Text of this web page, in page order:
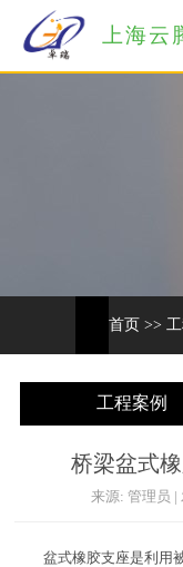
上海
首页 >>
工程案例
桥梁盆式
来源: 管理员 |
盆式橡胶支座是利用被